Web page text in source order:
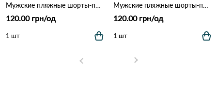
Мужские пляжные шорты-плавки с сеткой "Tropical Palm" (Опт) 006 Темно Синий
120.00 грн/од
1 шт
Мужские пляжные шорты-плавки с сеткой "Tropical Palm" (Опт) 006 Синий
120.00 грн/од
1 шт